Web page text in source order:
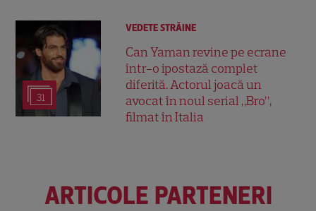
31
VEDETE STRĂINE
Can Yaman revine pe ecrane
într-o ipostază complet
diferită. Actorul joacă un
avocat în noul serial „Bro”,
filmat în Italia
ARTICOLE PARTENERI